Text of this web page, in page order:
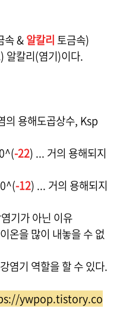
속 &알칼리 토금속)
알칼리(염기)이다.
용해도곱상수, Ksp
-22) ... 거의 용해되지
-12) ... 거의 용해되지
기가 아닌 이유
온을 많이 내놓을 수 없
염기 역할을 할 수 있다.
ywpop.tistory.co